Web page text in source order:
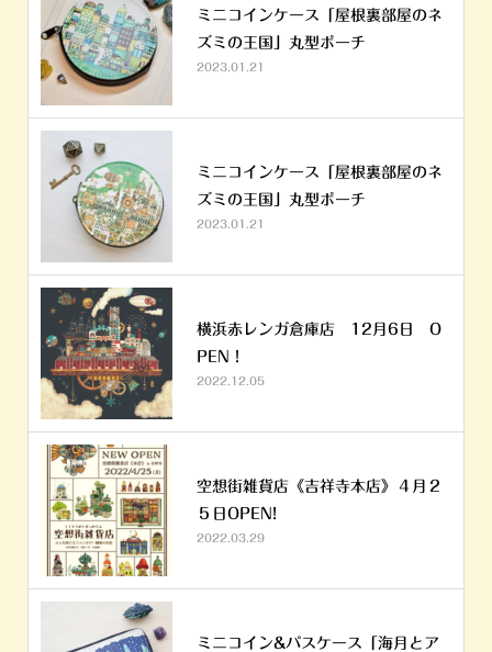
ミニコインケース「屋根裏部屋のネ
ズミの王国」丸型ポーチ
2023.01.21
ミニコインケース「屋根裏部屋のネ
ズミの王国」丸型ポーチ
2023.01.21
横浜赤レンガ倉庫店 12月6日 O
PEN！
2022.12.05
空想街雑貨店《吉祥寺本店》４月２
５日OPEN!
2022.03.29
ミニコイン&パスケース「海月とア